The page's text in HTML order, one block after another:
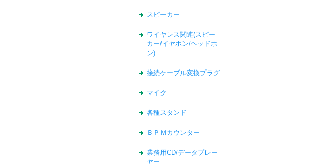
スピーカー
ワイヤレス関連(スピー
カー/イヤホン/ヘッドホ
ン)
接続ケーブル変換プラグ
マイク
各種スタンド
ＢＰＭカウンター
業務用CD/データプレー
ヤー